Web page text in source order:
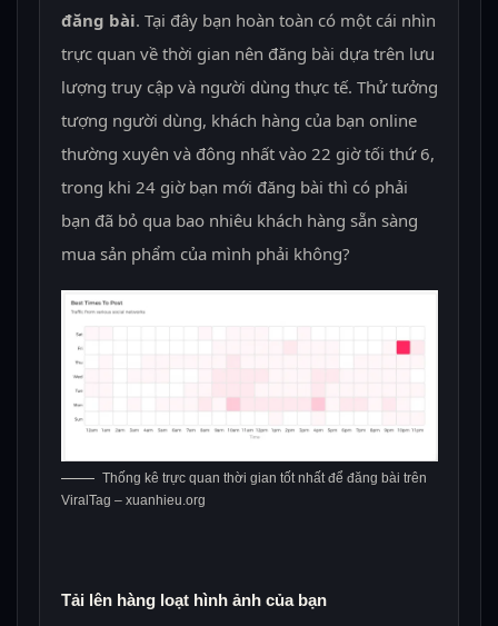
đăng bài. Tại đây bạn hoàn toàn có một cái nhìn
trực quan về thời gian nên đăng bài dựa trên lưu
lượng truy cập và người dùng thực tế. Thử tưởng
tượng người dùng, khách hàng của bạn online
thường xuyên và đông nhất vào 22 giờ tối thứ 6,
trong khi 24 giờ bạn mới đăng bài thì có phải
bạn đã bỏ qua bao nhiêu khách hàng sẵn sàng
mua sản phẩm của mình phải không?
Thống kê trực quan thời gian tốt nhất để đăng bài trên
ViralTag – xuanhieu.org
Tải lên hàng loạt hình ảnh của bạn